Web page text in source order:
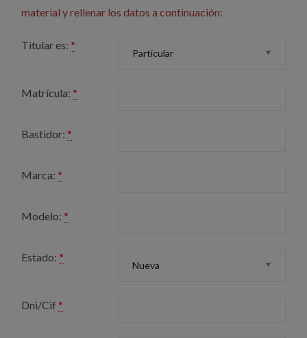
material y rellenar los datos a continuación:
Titular es: *
Matrícula: *
Bastidor: *
Marca: *
Modelo: *
Estado: *
Dni/Cif *